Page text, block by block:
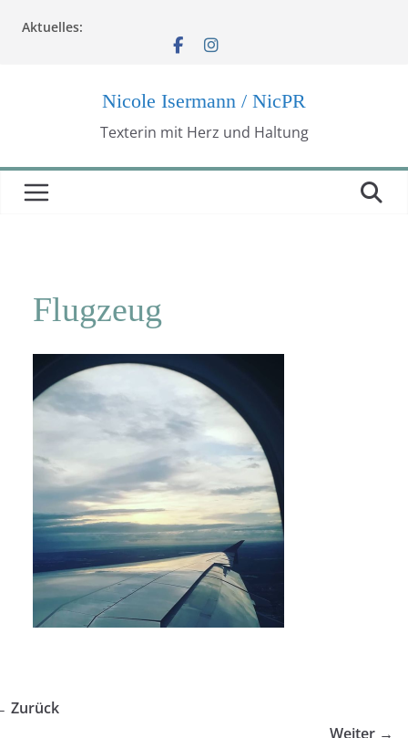
Inhalt
Aktuelles:
Nicole Isermann / NicPR
Texterin mit Herz und Haltung
Flugzeug
Zurück
Weiter →